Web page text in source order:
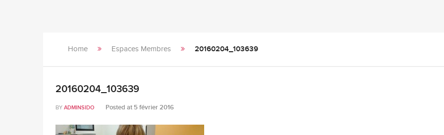
Home Espaces Membres 20160204_103639
20160204_103639
BY ADMINSIDO Posted at 5 février 2016